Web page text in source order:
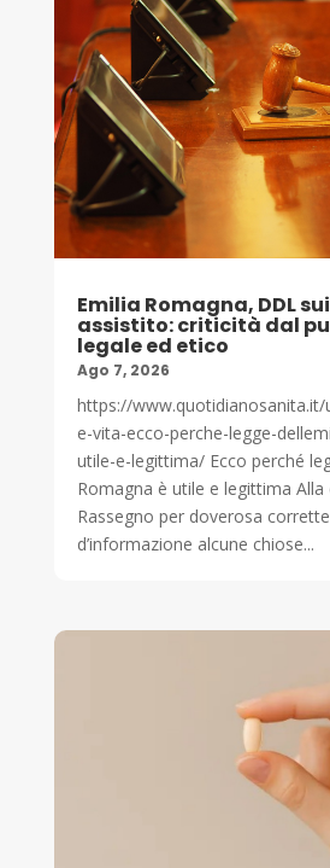
Emilia Romagna, DDL
assistito: criticità dal
legale ed etico
Ago 7, 2026
https://
e-vita-ecco-perche-legge-
utile-e-legittima/ Ecco perché
Romagna è utile e legittima
Rassegno per doverosa
d’informazione alcune chiose...